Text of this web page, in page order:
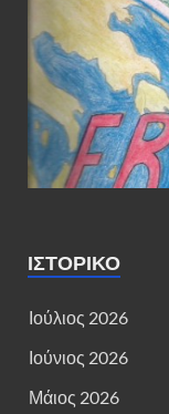
ΙΣΤΟΡΙΚΌ
Ιούλιος 2026
Ιούνιος 2026
Μάιος 2026